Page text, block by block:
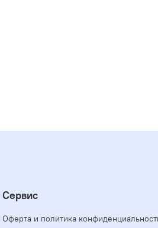
Сервис
Оферта и политика